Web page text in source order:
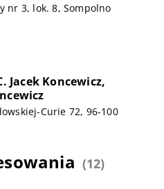
nr 3, lok. 8, Sompolno
Jacek Koncewicz,
Curie 72, 96-100
(12)